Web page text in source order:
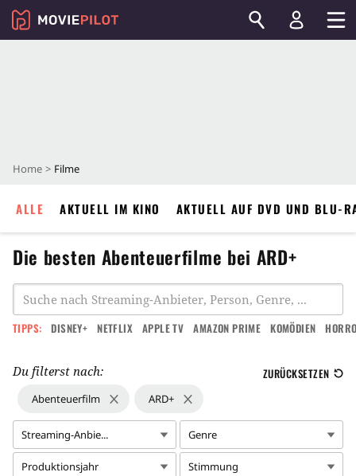
Home Filme
ALLE AKTUELL IM KINO AKTUELL AUF DVD UND BLU-
Die besten Abenteuerfilme bei ARD+
TIPPS: DISNEY+ NETFLIX APPLE TV AMAZON PRIME KOMÖDIEN
Du filterst nach: ZURÜCKSETZEN
Abenteuerfilm ARD+
Streaming-Anbie... Genre
Produktionsjahr Stimmung